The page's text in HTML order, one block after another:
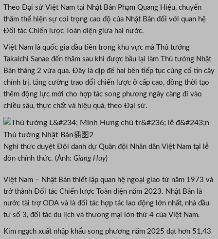
Theo Đại sứ Việt Nam tại Nhật Bản Phạm Quang Hiệu, chuyến
thăm thể hiện sự coi trọng cao độ của Nhật Bản đối với quan hệ
Đối tác Chiến lược Toàn diện giữa hai nước.
Việt Nam là quốc gia đầu tiên trong khu vực mà Thủ tướng
Takaichi Sanae đến thăm sau khi được bầu lại làm Thủ tướng Nhật
Bản tháng 2 vừa qua. Đây là dịp để hai bên tiếp tục củng cố tin cậy
chính trị, tăng cường trao đổi chiến lược ở cấp cao, đồng thời tạo
thêm động lực mới cho hợp tác song phương ngày càng đi vào
chiều sâu, thực chất và hiệu quả, theo Đại sứ.
Nghi thức duyệt Đội danh dự Quân đội Nhân dân Việt Nam tại lễ
đón chính thức. (Ảnh: Giang Huy)
Việt Nam – Nhật Bản thiết lập quan hệ ngoại giao từ năm 1973 và
trở thành Đối tác Chiến lược Toàn diện năm 2023. Nhật Bản là
nước tài trợ ODA và là đối tác hợp tác lao động lớn nhất, nhà đầu
tư số 3, đối tác du lịch và thương mại lớn thứ 4 của Việt Nam.
Kim ngạch xuất nhập khẩu song phương năm 2025 đạt hơn 51,43